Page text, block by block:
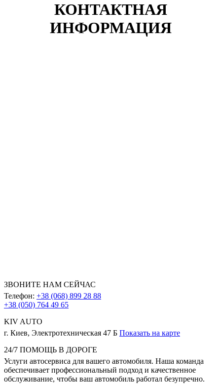
КОНТАКТНАЯ
ИНФОРМАЦИЯ
ЗВОНИТЕ НАМ СЕЙЧАС
Телефон: +38 (068) 899 28 88
+38 (050) 764 49 65
KIV AUTO
г. Киев, Электротехническая 47 Б Показать на карте
24/7 ПОМОЩЬ В ДОРОГЕ
Услуги автосервиса для вашего автомобиля. Наша команда
обеспечивает профессиональный подход и качественное
обслуживание, чтобы ваш автомобиль работал безупречно.